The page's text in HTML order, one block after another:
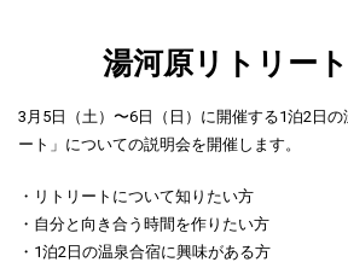
湯河原リトリー
3月5日（土）〜6日（日）に開催する1泊2日の
ート」についての説明会を開催します。
・リトリートについて知りたい方
・自分と向き合う時間を作りたい方
・1泊2日の温泉合宿に興味がある方